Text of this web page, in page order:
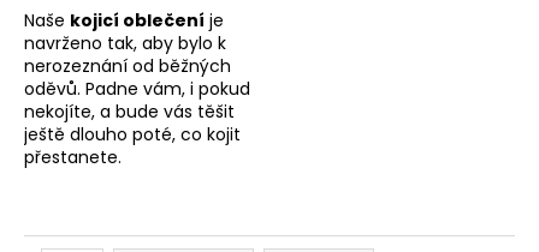
Naše kojicí oblečení je
navrženo tak, aby bylo k
nerozeznání od běžných
oděvů. Padne vám, i pokud
nekojíte, a bude vás těšit
ještě dlouho poté, co kojit
přestanete.